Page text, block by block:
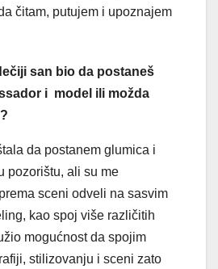
čitam, putujem i upoznajem
san bio da postaneš
i model ili možda
da postanem glumica i
pozorištu, ali su me
sceni odveli na sasvim
kao spoj više različitih
mogućnost da spojim
stilizovanju i sceni zato